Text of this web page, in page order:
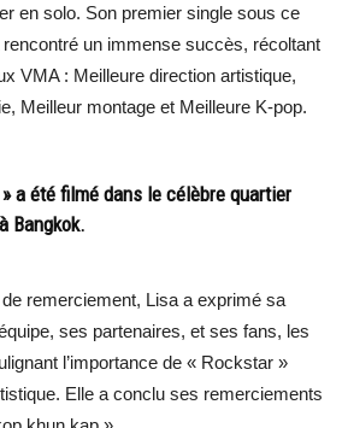
en solo. Son premier single sous ce
un immense succès, récoltant
VMA : Meilleure direction artistique,
Meilleur montage et Meilleure K-pop.
a été filmé dans le célèbre quartier
Bangkok.
remerciement, Lisa a exprimé sa
ses partenaires, et ses fans, les
l’importance de « Rockstar »
Elle a conclu ses remerciements